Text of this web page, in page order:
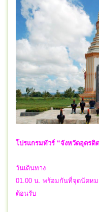
โปรแกรมทัวร์ “จังหวัดอุตรดิ
วันเดินทาง
01.00 น. พร้อมกันที่จุดนัดหม
ต้อนรับ